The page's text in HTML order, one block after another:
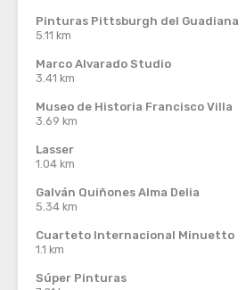
Pinturas Pittsburgh del Guadiana
5.11 km
Marco Alvarado Studio
3.41 km
Museo de Historia Francisco Villa
3.69 km
Lasser
1.04 km
Galván Quiñones Alma Delia
5.34 km
Cuarteto Internacional Minuetto
1.1 km
Súper Pinturas